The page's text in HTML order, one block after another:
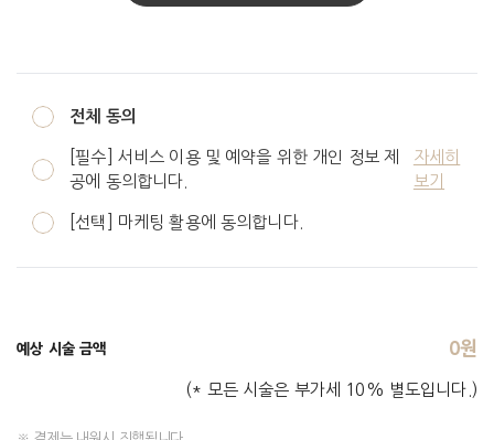
전체 동의
[필수] 서비스 이용 및 예약을 위한 개인 정보 제
공에 동의합니다.
자세히
보기
[선택] 마케팅 활용에 동의합니다.
예상 시술 금액 0원
(* 모든 시술은 부가세 10% 별도입니다.)